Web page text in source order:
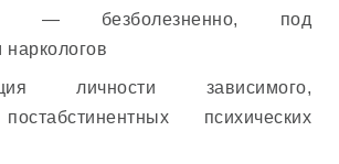
— безболезненно, под
личности зависимого,
психических